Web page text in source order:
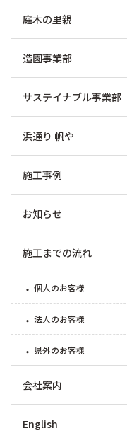
庭木の里親
造園事業部
サステイナブル事業部
浜通り 帆や
施工事例
お知らせ
施工までの流れ
個人のお客様
法人のお客様
県外のお客様
会社案内
English